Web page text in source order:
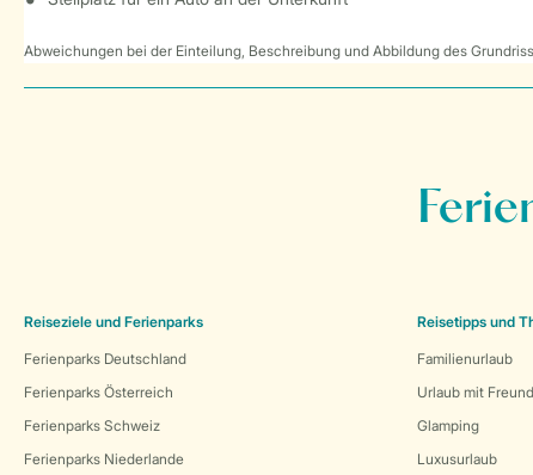
Abweichungen bei der Einteilung, Beschreibung und Abbildung des
Reiseziele und Ferienparks
Ferienparks Deutschland
Ferienparks Österreich
Ferienparks Schweiz
Ferienparks Niederlande
Reisetipps und
Familienurlaub
Urlaub mit
Glamping
Luxusurlaub